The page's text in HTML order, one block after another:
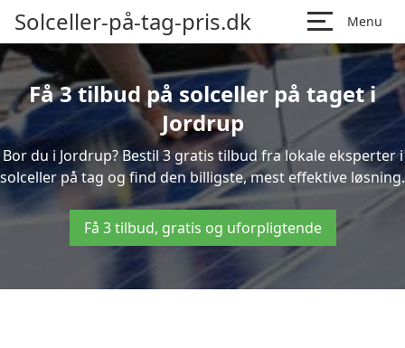
Solceller-på-tag-pris.dk Menu
Få 3 tilbud på solceller på taget i
Jordrup
Bor du i Jordrup? Bestil 3 gratis tilbud fra lokale eksperter i
solceller på tag og find den billigste, mest effektive løsning.
Få 3 tilbud, gratis og uforpligtende